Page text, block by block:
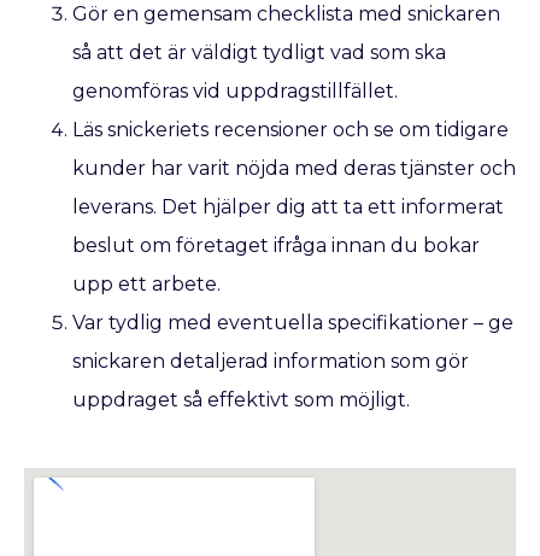
Gör en gemensam checklista med snickaren
så att det är väldigt tydligt vad som ska
genomföras vid uppdragstillfället.
Läs snickeriets recensioner och se om tidigare
kunder har varit nöjda med deras tjänster och
leverans. Det hjälper dig att ta ett informerat
beslut om företaget ifråga innan du bokar
upp ett arbete.
Var tydlig med eventuella specifikationer – ge
snickaren detaljerad information som gör
uppdraget så effektivt som möjligt.